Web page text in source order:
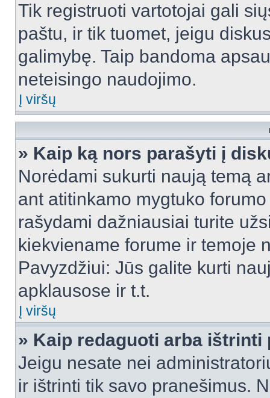
Tik registruoti vartotojai gali
paštu, ir tik tuomet, jeigu
galimybę. Taip bandoma
neteisingo naudojimo.
Į viršų
» Kaip ką nors parašyti į
Norėdami sukurti naują temą
ant atitinkamo mygtuko
rašydami dažniausiai turite
kiekviename forume ir temoje
Pavyzdžiui: Jūs galite kurti
apklausose ir t.t.
Į viršų
» Kaip redaguoti arba ištrinti
Jeigu nesate nei
ir ištrinti tik savo pranešimus.